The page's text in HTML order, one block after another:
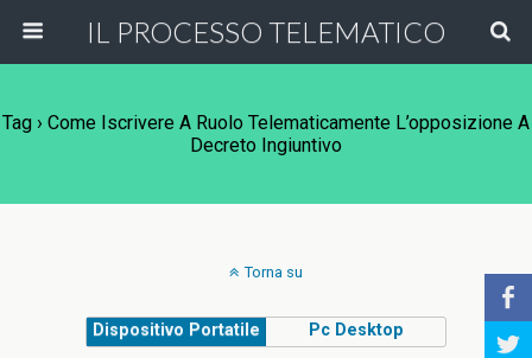
IL PROCESSO TELEMATICO
Tag › Come Iscrivere A Ruolo Telematicamente L’opposizione A
Decreto Ingiuntivo
Torna su
Dispositivo Portatile Pc Desktop
b
a